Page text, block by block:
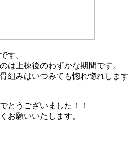
す。
は上棟後のわずかな期間です。
組みはいつみても惚れ惚れします
とうございました！！
お願いいたします。